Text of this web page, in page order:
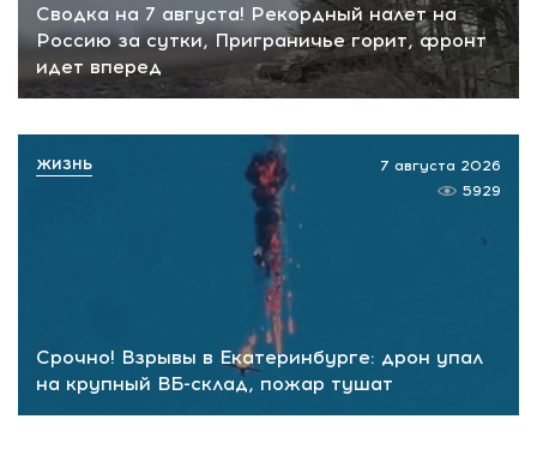
Сводка на 7 августа! Рекордный налет на
Россию за сутки, Приграничье горит, фронт
идет вперед
Срочно! Взрывы в Екатеринбурге: дрон упал
на крупный ВБ-склад, пожар тушат
7 августа 2026
5929
ЖИЗНЬ